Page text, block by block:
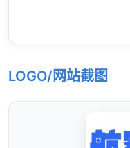
LOGO/网站截图